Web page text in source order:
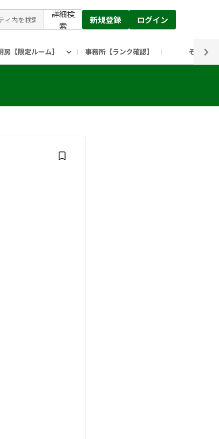
詳細検
索
新規登録 ログイン
房【限定ルーム】 事務所【ランク確認】 その他
クルスホールディングスHP